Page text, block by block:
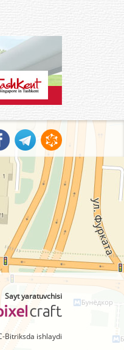
Sayt yaratuvchisi
Bitriksda ishlaydi